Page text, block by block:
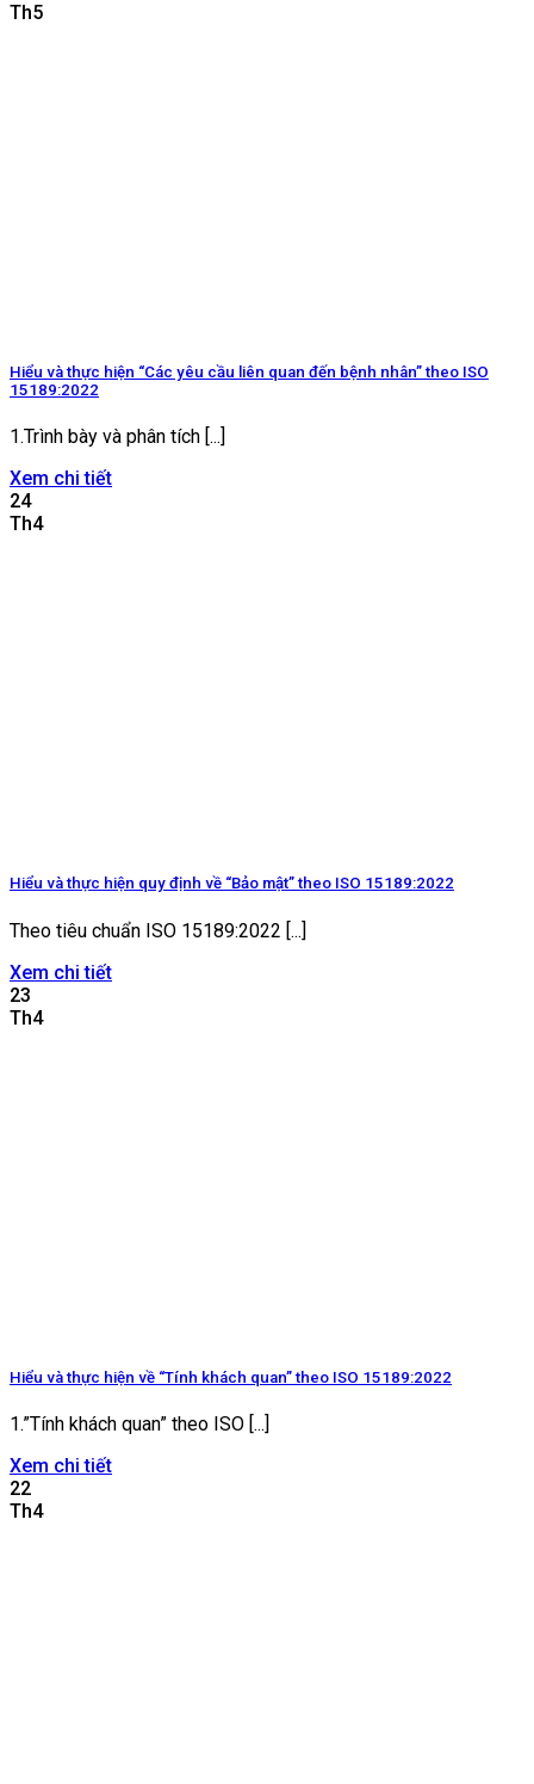
Th5
Hiểu và thực hiện “Các yêu cầu liên quan đến bệnh nhân” theo ISO
15189:2022
1.Trình bày và phân tích [...]
Xem chi tiết
24
Th4
Hiểu và thực hiện quy định về “Bảo mật” theo ISO 15189:2022
Theo tiêu chuẩn ISO 15189:2022 [...]
Xem chi tiết
23
Th4
Hiểu và thực hiện về “Tính khách quan” theo ISO 15189:2022
1.”Tính khách quan” theo ISO [...]
Xem chi tiết
22
Th4